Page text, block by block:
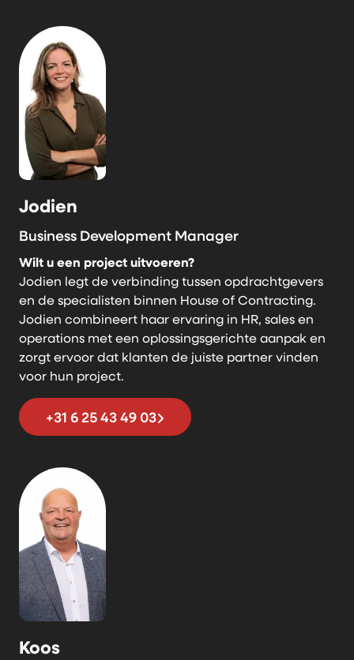
Jodien
Business Development Manager
Wilt u een project uitvoeren?
Jodien legt de verbinding tussen opdrachtgevers
en de specialisten binnen House of Contracting.
Jodien combineert haar ervaring in HR, sales en
operations met een oplossingsgerichte aanpak en
zorgt ervoor dat klanten de juiste partner vinden
voor hun project.
+31 6 25 43 49 03
Koos